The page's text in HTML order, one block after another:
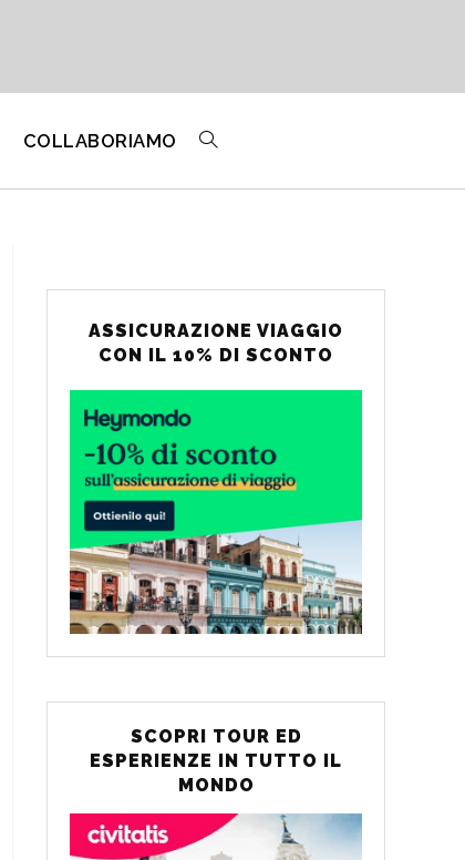
COLLABORIAMO ATTIVA/DISATTIVA
SUL
SITO
WEB
ASSICURAZIONE VIAGGIO
CON IL 10% DI SCONTO
SCOPRI TOUR ED
ESPERIENZE IN TUTTO IL
MONDO